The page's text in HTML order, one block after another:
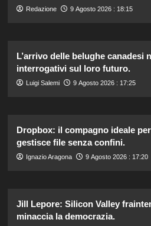
Redazione 9 Agosto 2026 : 18:15
L’arrivo delle belughe canadesi
interrogativi sul loro futuro.
Luigi Salemi 9 Agosto 2026 : 17:25
Dropbox: il compagno ideale
gestisce file senza confini.
Ignazio Aragona 9 Agosto 2026 : 17:20
Jill Lepore: Silicon Valley
minaccia la democrazia.